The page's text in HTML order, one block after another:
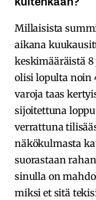
Millaisista
aikana
keskimääräistä
olisi lopulta noin
varoja taas
sijoitettuna
verrattuna
näkökulmasta
suorastaan
sinulla on
miksi et sitä